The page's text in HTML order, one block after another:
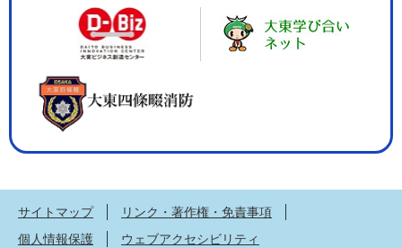
サイトマップ
リンク・著作権・免責事項
個人情報保護
ウェブアクセシビリティ